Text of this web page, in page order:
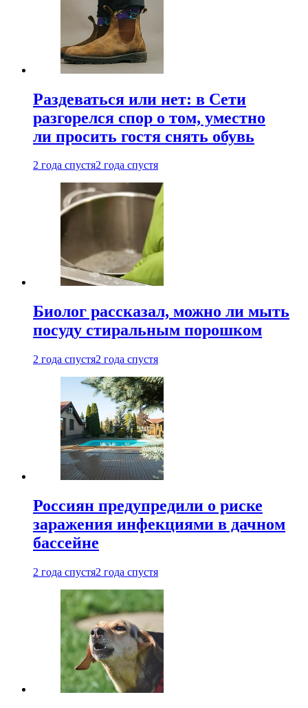
Раздеваться или нет: в Сети
разгорелся спор о том, уместно
ли просить гостя снять обувь
2 года спустя2 года спустя
Биолог рассказал, можно ли мыть
посуду стиральным порошком
2 года спустя2 года спустя
Россиян предупредили о риске
заражения инфекциями в дачном
бассейне
2 года спустя2 года спустя